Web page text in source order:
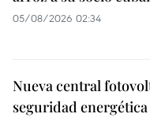
05/08/2026 02:34
Nueva central
seguridad